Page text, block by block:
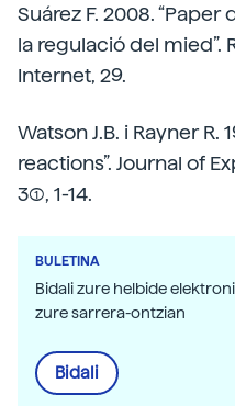
Suárez F. 2008.
la regulació del mied”.
Internet, 29.
Watson J.B. i Rayner R.
reactions”. Journal of
3(1), 1-14.
BULETINA
Bidali zure helbide
zure sarrera-ontzian
Bidali